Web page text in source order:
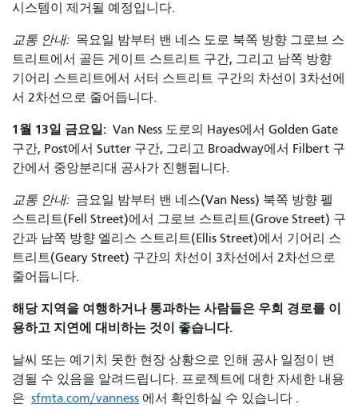
시스템이 제거될 예정입니다.
교통 안내: 목요일 밤부터 밴 네스 도로 북쪽 방향 그로브 스
트리트에서 골든 게이트 스트리트 구간, 그리고 남쪽 방향
기어리 스트리트에서 서터 스트리트 구간의 차선이 3차선에
서 2차선으로 줄어듭니다.
1월 13일 금요일: Van Ness 도로의 Hayes에서 Golden Gate
구간, Post에서 Sutter 구간, 그리고 Broadway에서 Filbert 구
간에서 중앙분리대 공사가 진행됩니다.
교통 안내: 금요일 밤부터 밴 네스(Van Ness) 북쪽 방향 펠
스트리트(Fell Street)에서 그로브 스트리트(Grove Street) 구
간과 남쪽 방향 엘리스 스트리트(Ellis Street)에서 기어리 스
트리트(Geary Street) 구간의 차선이 3차선에서 2차선으로
줄어듭니다.
해당 지역을 여행하거나 통과하는 사람들은 우회 경로를 이
용하고 지연에 대비하는 것이 좋습니다.
날씨 또는 예기치 못한 현장 상황으로 인해 공사 일정이 변
경될 수 있음을 알려드립니다. 프로젝트에 대한 자세한 내용
은 sfmta.com/vanness 에서 확인하실 수 있습니다 .